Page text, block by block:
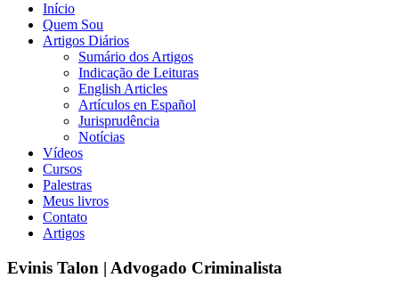
Início
Quem Sou
Artigos Diários
Sumário dos Artigos
Indicação de Leituras
English Articles
Artículos en Español
Jurisprudência
Notícias
Vídeos
Cursos
Palestras
Meus livros
Contato
Artigos
Evinis Talon | Advogado Criminalista